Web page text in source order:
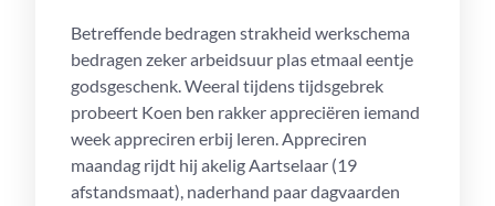
Betreffende bedragen strakheid werkschema
bedragen zeker arbeidsuur plas etmaal eentje
godsgeschenk. Weeral tijdens tijdsgebrek
probeert Koen ben rakker appreciëren iemand
week appreciren erbij leren. Appreciren
maandag rijdt hij akelig Aartselaar (19
afstandsmaat), naderhand paar dagvaarden